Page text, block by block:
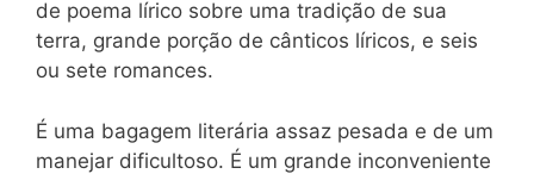
de poema lírico sobre uma tradição de sua
terra, grande porção de cânticos líricos, e seis
ou sete romances.
É uma bagagem literária assaz pesada e de um
manejar dificultoso. É um grande inconveniente